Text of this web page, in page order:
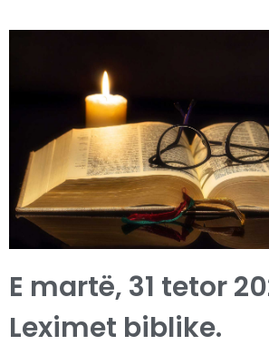
E martë, 31 tetor
Leximet biblike.